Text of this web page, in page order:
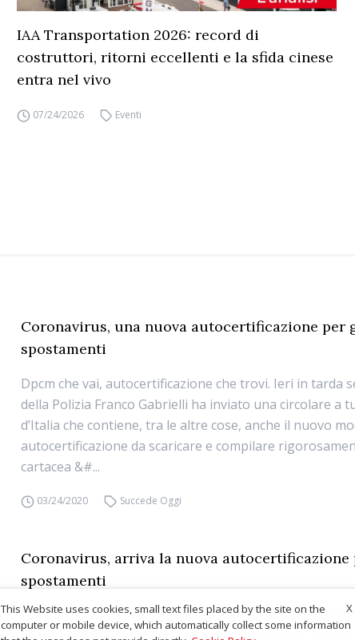
IAA Transportation 2026: record di
costruttori, ritorni eccellenti e la sfida cinese
entra nel vivo
07/24/2026 Eventi
Coronavirus, una nuova autocertificazione per
spostamenti
Dpcm che vai, autocertificazione che trovi. Ieri in tarda
della Polizia Franco Gabrielli ha inviato una circolare a
d’Italia che contiene, tra le altre cose, anche il nuovo
autocertificazione da scaricare e compilare
cartacea &#...
03/24/2020 Succede Oggi
Coronavirus, arriva la nuova autocertificazione
spostamenti
Per far fronte all’emergenza coronavirus e
ad uscire di casa affinché i contagi diminuiscano, con
X
This Website uses cookies, small text files placed by the site on the
computer or mobile device, which automatically collect some information